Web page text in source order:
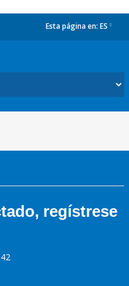
Esta página en: ES
regístrese